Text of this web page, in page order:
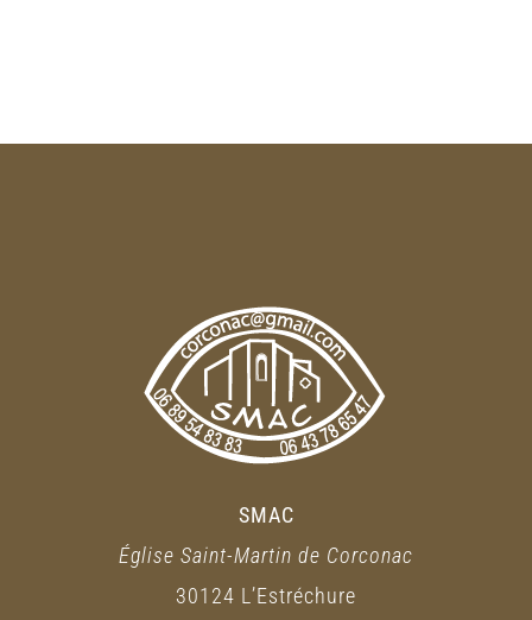
SMAC
Église Saint-Martin de Corconac
30124 L’Estréchure